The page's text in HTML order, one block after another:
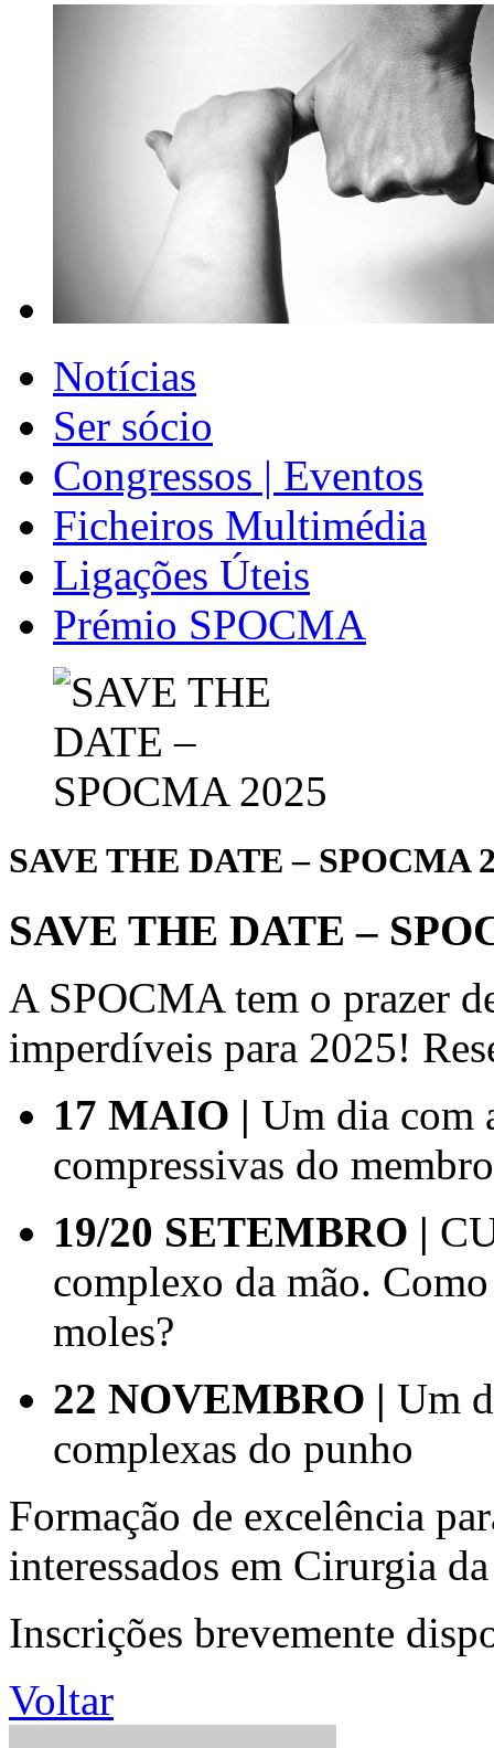
Notícias
Ser sócio
Congressos | Eventos
Ficheiros Multimédia
Ligações Úteis
Prémio SPOCMA
SAVE THE DATE – SPOCMA
SAVE THE DATE –
A SPOCMA tem o prazer
imperdíveis para 2025!
17 MAIO | Um dia com
compressivas do
19/20 SETEMBRO |
complexo da mão.
moles?
22 NOVEMBRO | Um
complexas do punho
Formação de excelência
interessados em Cirurgia
Inscrições brevemente
Voltar